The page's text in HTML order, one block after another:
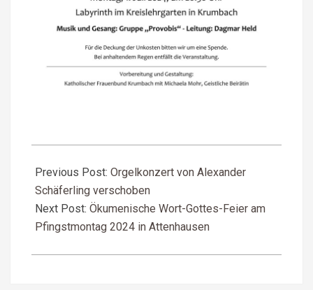
05-
01
Previous Post: Orgelkonzert von Alexander
Schäferling verschoben
Next Post: Ökumenische Wort-Gottes-Feier am
Pfingstmontag 2024 in Attenhausen